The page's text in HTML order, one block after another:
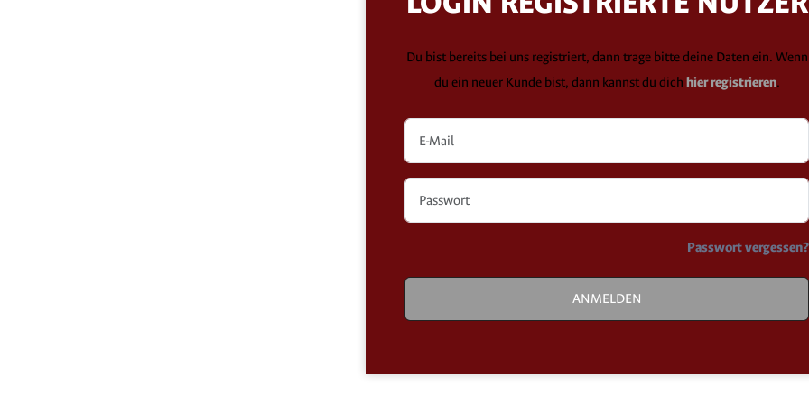
Du bist bereits bei uns registriert, dann trage bitte deine Daten ein. Wenn
du ein neuer Kunde bist, dann kannst du dich hier registrieren.
Passwort vergessen?
ANMELDEN